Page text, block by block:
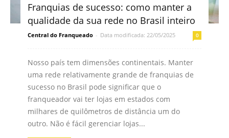
Franquias de sucesso: como manter a
qualidade da sua rede no Brasil inteiro
Central do Franqueado - Data modificada: 22/05/2025 0
Nosso país tem dimensões continentais. Manter
uma rede relativamente grande de franquias de
sucesso no Brasil pode significar que o
franqueador vai ter lojas em estados com
milhares de quilômetros de distância um do
outro. Não é fácil gerenciar lojas...